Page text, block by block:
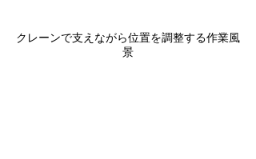
クレーンで支えながら位置を調整する作業風
景